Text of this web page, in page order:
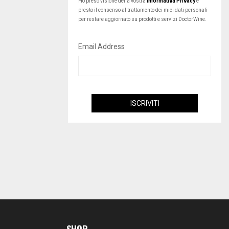
presto il consenso al trattamento dei miei dati personali
per restare aggiornato su prodotti e servizi DoctorWine.
Email Address